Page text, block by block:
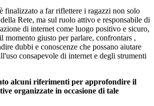
è finalizzato a far riflettere i ragazzi non solo
Rete, ma sul ruolo attivo e responsabile di
di internet come luogo positivo e sicuro,
momento giusto per parlare, confrontars ,
dubbi e conoscenze che possano aiutare
consapevole di internet e degli strumenti
alcuni riferimenti per approfondire il
organizzate in occasione di tale